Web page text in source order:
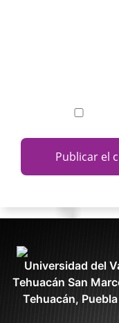
Universidad del
Tehuacán San
Tehuacán,